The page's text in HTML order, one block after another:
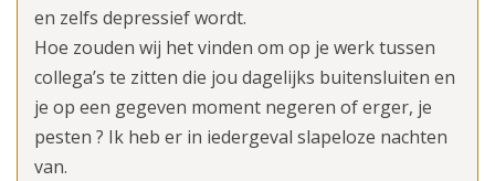
en zelfs depressief wordt.
Hoe zouden wij het vinden om op je werk tussen
collega’s te zitten die jou dagelijks buitensluiten en
je op een gegeven moment negeren of erger, je
pesten ? Ik heb er in iedergeval slapeloze nachten
van.